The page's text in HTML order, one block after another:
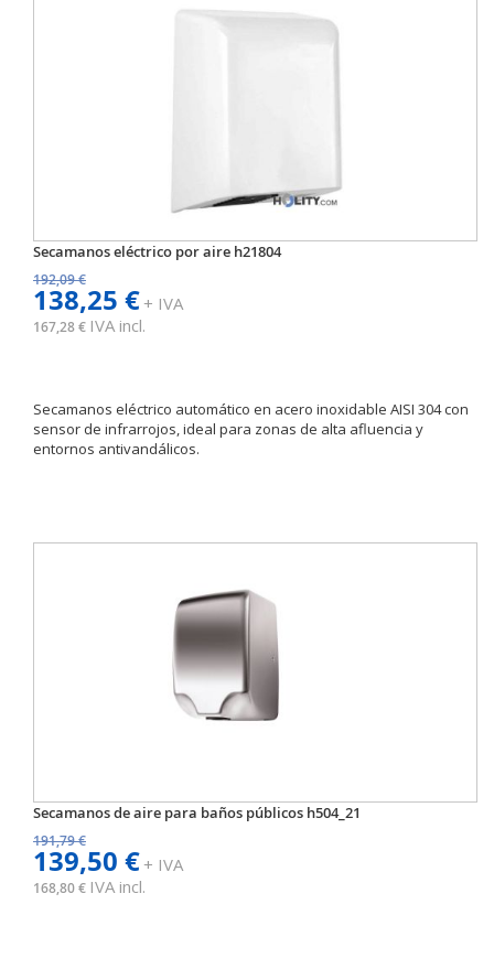
Secamanos eléctrico por aire h21804
192,09 €
138,25 €+ IVA
167,28 € IVA incl.
Secamanos eléctrico automático en acero inoxidable AISI 304 con
sensor de infrarrojos, ideal para zonas de alta afluencia y
entornos antivandálicos.
Secamanos de aire para baños públicos h504_21
191,79 €
139,50 €+ IVA
168,80 € IVA incl.